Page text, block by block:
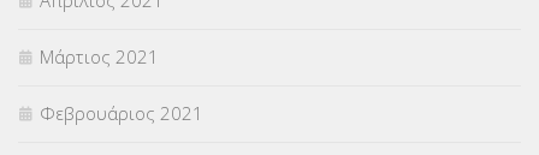
Μάρτιος 2021
Φεβρουάριος 2021